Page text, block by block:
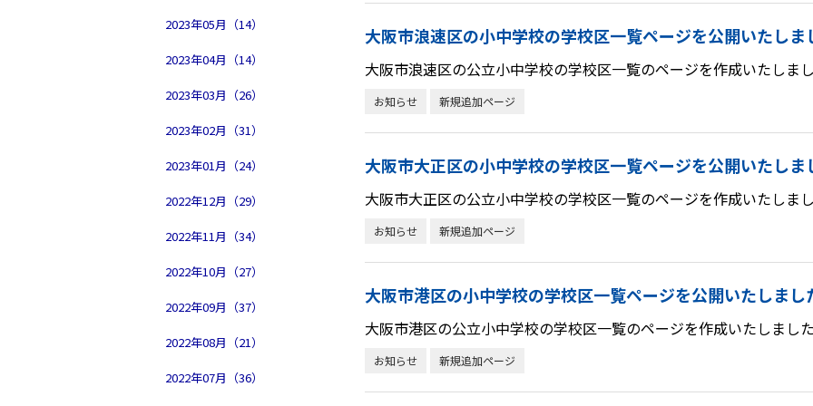
2023年05月（14）
2023年04月（14）
2023年03月（26）
2023年02月（31）
2023年01月（24）
2022年12月（29）
2022年11月（34）
2022年10月（27）
2022年09月（37）
2022年08月（21）
2022年07月（36）
大阪市浪速区の小中学校の学校区一覧ページを公開いたしま
大阪市浪速区の公立小中学校の学校区一覧のページを作成いたしま
お知らせ 新規追加ページ
大阪市大正区の小中学校の学校区一覧ページを公開いたしま
大阪市大正区の公立小中学校の学校区一覧のページを作成いたしま
お知らせ 新規追加ページ
大阪市港区の小中学校の学校区一覧ページを公開いたしまし
大阪市港区の公立小中学校の学校区一覧のページを作成いたしまし
お知らせ 新規追加ページ